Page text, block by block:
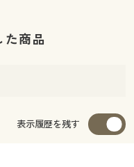
た商品
表示履歴を残す